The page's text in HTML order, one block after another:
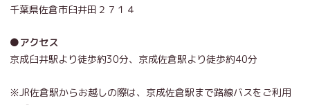
千葉県佐倉市臼井田２７１４
●アクセス
京成臼井駅より徒歩約30分、京成佐倉駅より徒歩約40分
※JR佐倉駅からお越しの際は、京成佐倉駅まで路線バスをご利用